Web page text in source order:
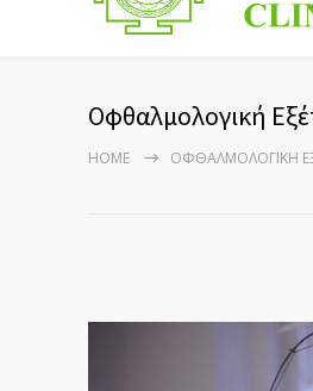
Οφθαλμολογική
HOME ΟΦΘΑΛΜΟΛΟΓΙΚΉ